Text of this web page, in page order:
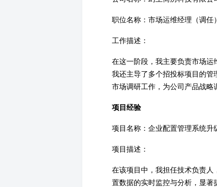
职位名称：市场运维经理（调任
工作描述：
在这一阶段，我主要负责市场运
我还主导了多个招投标项目的
市场调研工作，为公司产品战
项目经验
项目名称：企业配置管理系统升
项目描述：
在该项目中，我担任技术负责
置数据的实时监控与分析，显